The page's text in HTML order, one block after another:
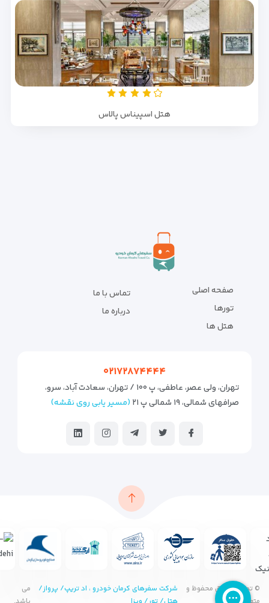
هتل اسپیناس پالاس
صفحه اصلی
تورها
هتل ها
تماس با ما
درباره ما
۰۲۱۷۲۸۷۴۴۴۴
تهران، ولی عصر، عاطفی، پ ۱۰۰ / تهران، سعادت آباد، سرو،
صرافهای شمالی، ۱۹ شمالی پ ۲۱
(مسیر یابی روی نقشه)
© تمامی حقوق محفوظ و
شرکت سفرهای کرمان خودرو ، اد تریپ/ پرواز/
می